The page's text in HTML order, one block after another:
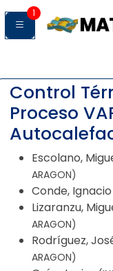
1
Control
Proceso
Escolano,
ARAGON)
Conde, Ignacio
Lizaranzu,
ARAGON)
Rodríguez,
ARAGON)